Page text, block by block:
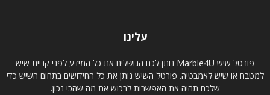
עלינו
פורטל שיש Marble4U נותן לכם הגושלים את כל המידע לפני קניית שיש
למטבח או שיש לאמבטיה. פורטל השיש נותן את כל החידושים בתחום השיש כדי
שלכם תהיה את האפשרות לרכוש את מה שהכי נכון.